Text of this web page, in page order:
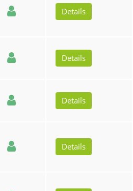
Details
Details
Details
Details